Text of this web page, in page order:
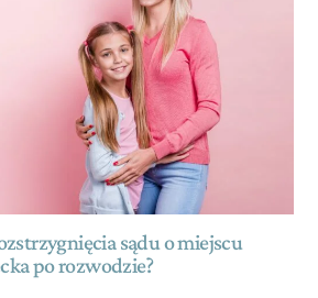
sądu o miejscu
po rozwodzie?